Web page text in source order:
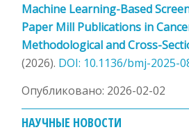
Machine Learning-Based
Paper Mill Publications in
Methodological and Cross-
(2026). DOI: 10.1136/bmj-2025-
Опубликовано: 2026-02-02
НАУЧНЫЕ НОВОСТИ